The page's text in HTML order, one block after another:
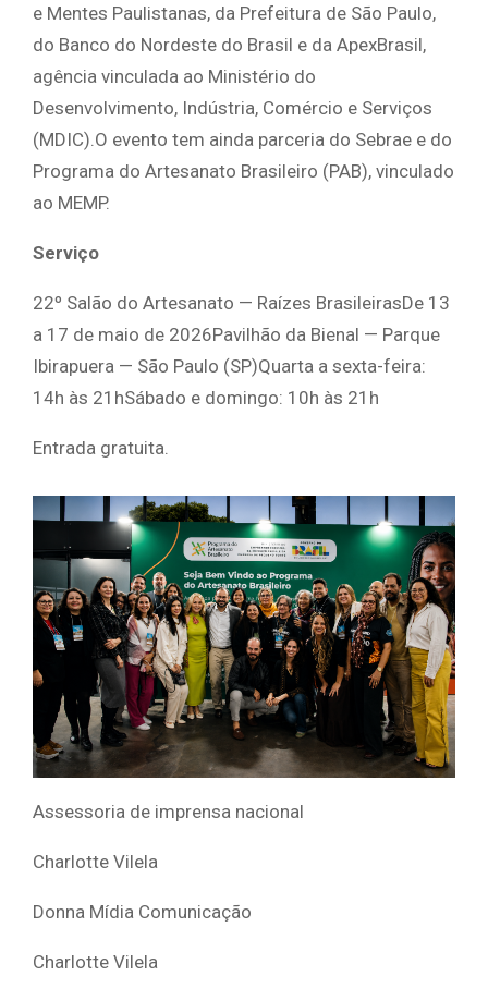
e Mentes Paulistanas, da Prefeitura de São Paulo,
do Banco do Nordeste do Brasil e da ApexBrasil,
agência vinculada ao Ministério do
Desenvolvimento, Indústria, Comércio e Serviços
(MDIC).O evento tem ainda parceria do Sebrae e do
Programa do Artesanato Brasileiro (PAB), vinculado
ao MEMP.
Serviço
22º Salão do Artesanato — Raízes BrasileirasDe 13
a 17 de maio de 2026Pavilhão da Bienal — Parque
Ibirapuera — São Paulo (SP)Quarta a sexta-feira:
14h às 21hSábado e domingo: 10h às 21h
Entrada gratuita.
Assessoria de imprensa nacional
Charlotte Vilela
Donna Mídia Comunicação
Charlotte Vilela